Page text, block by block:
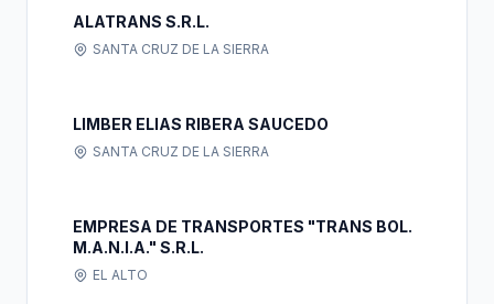
ALATRANS S.R.L.
SANTA CRUZ DE LA SIERRA
LIMBER ELIAS RIBERA SAUCEDO
SANTA CRUZ DE LA SIERRA
EMPRESA DE TRANSPORTES "TRANS BOL.
M.A.N.I.A." S.R.L.
EL ALTO